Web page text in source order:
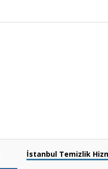
İstanbul Temizlik